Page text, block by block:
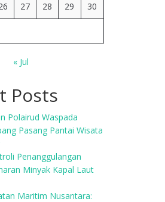
27 28 29 30
« Jul
Posts
Polairud Waspada
Pasang Pantai Wisata
Penanggulangan
Minyak Kapal Laut
Maritim Nusantara: